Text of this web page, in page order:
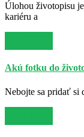
Úlohou životopisu
kariéru a
Akú fotku do
Nebojte sa pridať si